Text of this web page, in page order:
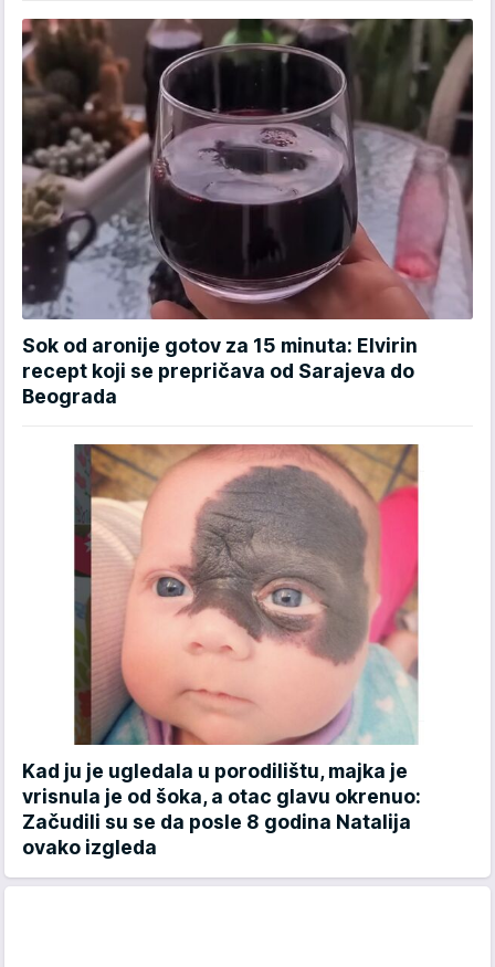
Sok od aronije gotov za 15 minuta: Elvirin
recept koji se prepričava od Sarajeva do
Beograda
Kad ju je ugledala u porodilištu, majka je
vrisnula je od šoka, a otac glavu okrenuo:
Začudili su se da posle 8 godina Natalija
ovako izgleda